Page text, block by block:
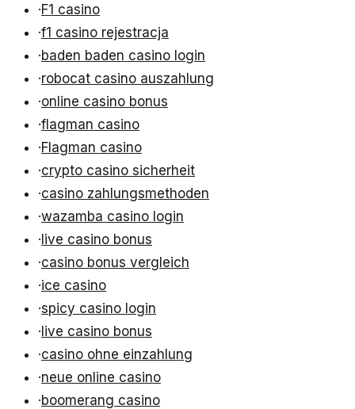
·F1 casino
·f1 casino rejestracja
·baden baden casino login
·robocat casino auszahlung
·online casino bonus
·flagman casino
·Flagman casino
·crypto casino sicherheit
·casino zahlungsmethoden
·wazamba casino login
·live casino bonus
·casino bonus vergleich
·ice casino
·spicy casino login
·live casino bonus
·casino ohne einzahlung
·neue online casino
·boomerang casino